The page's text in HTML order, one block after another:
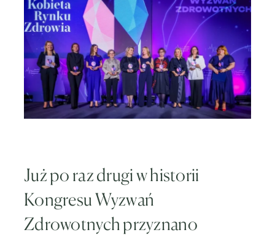
Już po raz drugi w historii
Kongresu Wyzwań
Zdrowotnych przyznano